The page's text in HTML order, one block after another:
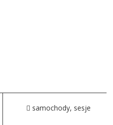
samochody, sesje